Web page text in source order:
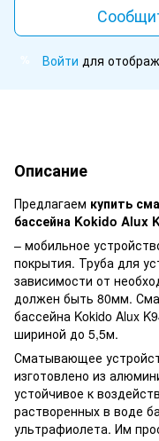
Войти для
Описание
Предлагаем купить
бассейна Kokido Alux
– мобильное
покрытия. Труба для
зависимости от
должен быть 80мм.
бассейна Kokido Alux
шириной до 5,5м.
Сматывающее
изготовлено из
устойчивое к
растворенных в воде
ультрафиолета. Им